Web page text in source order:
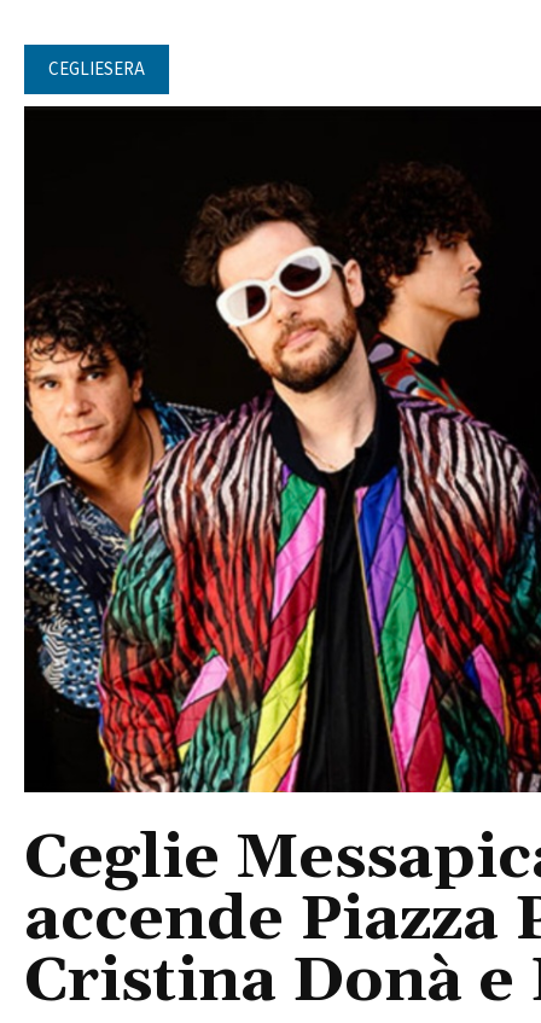
CEGLIESERA
Ceglie
accende
Cristina Donà